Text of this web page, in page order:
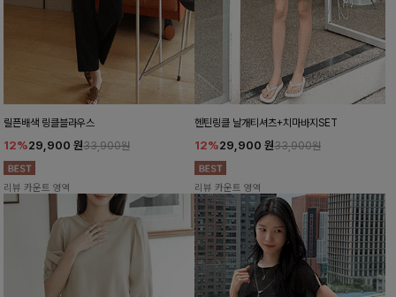
릴픈배색 링클블라우스
12%29,900 원33,900원
리뷰 카운트 영역
헨틴링클 날개티셔츠+치마바지SET
12%29,900 원33,900원
리뷰 카운트 영역